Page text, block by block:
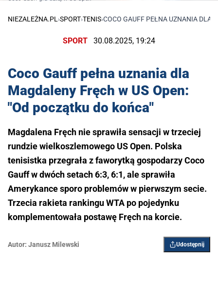
NIEZALEŻNA.PL ›SPORT›TENIS›COCO GAUFF PEŁNA UZNANIA DLA
SPORT 30.08.2025, 19:24
Coco Gauff pełna uznania dla
Magdaleny Fręch w US Open:
"Od początku do końca"
Magdalena Fręch nie sprawiła sensacji w trzeciej
rundzie wielkoszlemowego US Open. Polska
tenisistka przegrała z faworytką gospodarzy Coco
Gauff w dwóch setach 6:3, 6:1, ale sprawiła
Amerykance sporo problemów w pierwszym secie.
Trzecia rakieta rankingu WTA po pojedynku
komplementowała postawę Fręch na korcie.
Autor: Janusz Milewski Udostępnij